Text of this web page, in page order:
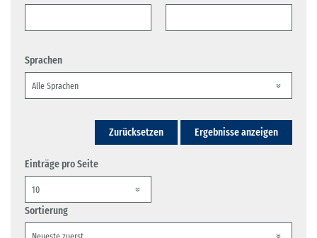
Sprachen
Zurücksetzen Ergebnisse anzeigen
Einträge pro Seite
Sortierung